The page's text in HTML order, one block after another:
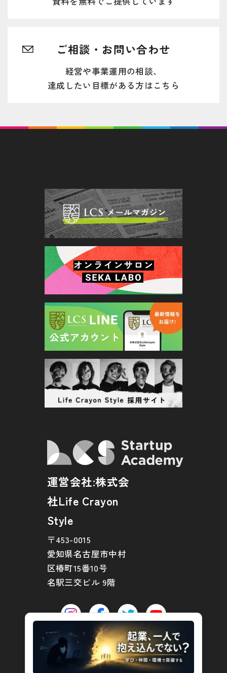
ご相談・お問い合わせ
経営や事業運用の相談、
達成したい目標がある方はこちら
運営会社:株式会
社Life Crayon
Style
〒453-0015
愛知県名古屋市中村
区椿町15番10号
名駅三交ビル 9階
©︎2024 Life Crayon Style Co., Ltd.